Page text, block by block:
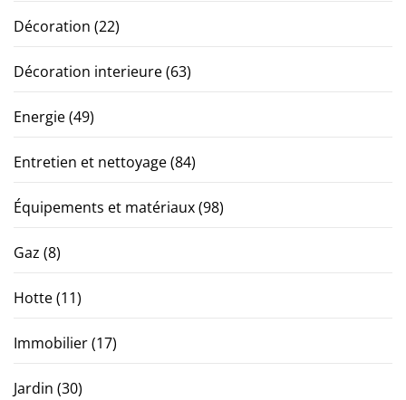
Décoration (22)
Décoration interieure(63)
Energie(49)
Entretien et nettoyage(84)
Équipements et matériaux(98)
Gaz (8)
Hotte(11)
Immobilier(17)
Jardin (30)